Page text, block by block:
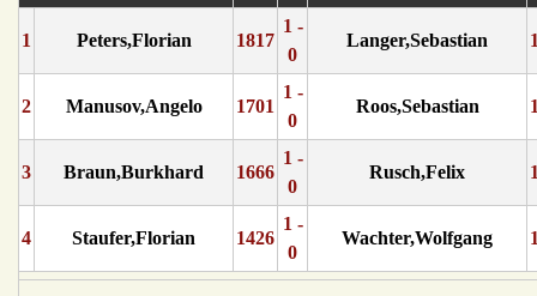
1 Peters,Florian 1817
1 -
0
Langer,Sebastian
2 Manusov,Angelo 1701
1 -
0
Roos,Sebastian
3 Braun,Burkhard 1666
1 -
0
Rusch,Felix
4 Staufer,Florian 1426
1 -
0
Wachter,Wolfgang